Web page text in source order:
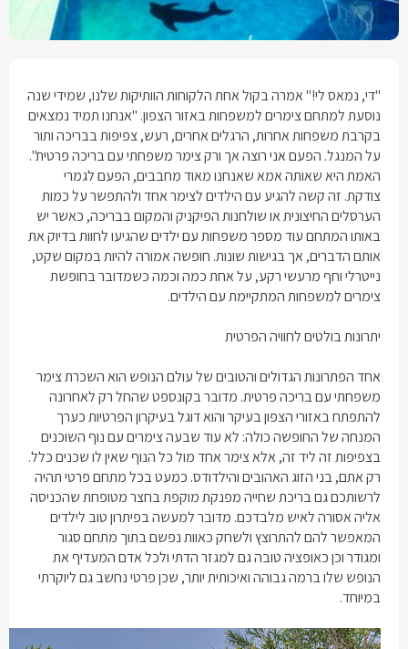
"די, נמאס לי!" אמרה בקול אחת הלקוחות הוותיקות שלנו, שמידי שנה
נוסעת למתחםצימרים למשפחותבאזור הצפון. "אנחנו תמיד נמצאים
בקרבת משפחות אחרות, הרגלים אחרים, רעש, צפיפות בבריכה ותור
על המנגל. הפעם אני רוצה אך ורקצימר משפחתי עם בריכה פרטית".
האמת היא שאותה אמא שאנחנו מאוד מחבבים, הפעם לגמרי
צודקת. זה קשה להגיע עם הילדים לצימר אחד ולהתפשר על כמות
הערסלים החיצונית או שולחנות הפיקניק והמקום בבריכה, כאשר יש
באותו המתחם עוד מספר משפחות עם ילדים שהגיעו לחוות בדיוק את
אותם הדברים, אך בגישות שונות. חופשה אמורה להיות במקום שקט,
נייטרלי וחף מרעשי רקע, על אחת כמה וכמה כשמדובר בחופשת
צימרים למשפחותהמתקיימת עם הילדים.
יתרונות בולטים לחוויה הפרטית
אחד הפתרונות הגדולים והטובים של עולם הנופש הוא השכרתצימר
משפחתי עם בריכה פרטית. מדובר בקונספט שהחל רק לאחרונה
להתפתח באזורי הצפון בעיקר והוא דוגל בעיקרון הפרטיות כערך
המנחה של החופשה כולה: לא עוד שבעהצימרים עם נוףהשוכנים
בצפיפות זה ליד זה, אלא צימר אחד מול כל הנוף שאין לו שכנים כלל.
רק אתם, בני הזוג האהובים והילדודס. כמעט בכל מתחם פרטי תהיה
לרשותכם גם בריכת שחייה מפנקת מוקפת בחצר מטופחת שהכניסה
אליה אסורה לאיש מלבדכם. מדובר למעשה בפיתרון טוב לילדים
המאפשר להם להתרוצץ ולשחק כאוות נפשם בתוך מתחם סגור
ומגודר וכן כאופציה טובה גם למגזרהדתי ולכל אדם המעדיף את
הנופש שלו ברמה גבוהה ואיכותית יותר, שכן פרטי נחשב גם ליוקרתי
במיוחד.